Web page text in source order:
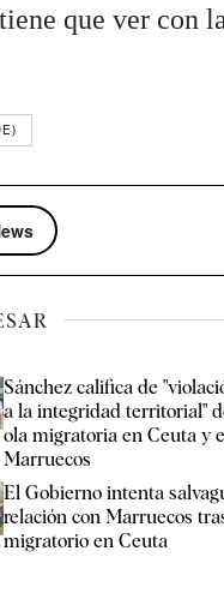
que ver con
Sánchez califica de
a la integridad territorial"
ola migratoria en Ceuta y
Marruecos
El Gobierno intenta
relación con Marruecos
migratorio en Ceuta